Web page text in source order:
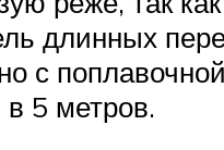
длинных
с
5 метров.